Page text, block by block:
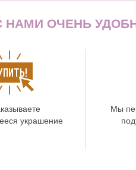
НАМИ ОЧЕНЬ
украшение
Мы